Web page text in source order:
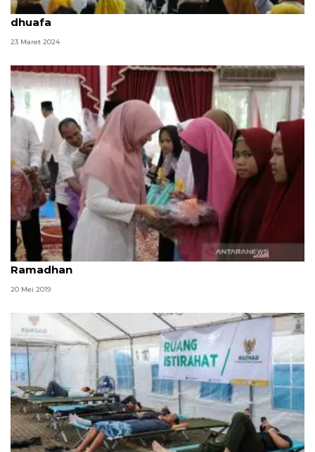
Golkar DKI bagikan santunan untuk anak yatim dan
dhuafa
23 Maret 2024
1.000 anak yatim dan dhuafa NTB terima santunan
Ramadhan
20 Mei 2019